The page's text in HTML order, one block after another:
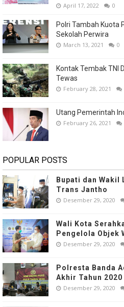
April 17, 2022 0
Polri Tambah Kuota
Sekolah Perwira
March 13, 2021 0
Kontak Tembak TNI
Tewas
February 28, 2021
Utang Pemerintah
February 26, 2021
POPULAR POSTS
Bupati dan Wakil
Trans Jantho
Desember 29, 2020
Wali Kota
Pengelola Objek
Desember 29, 2020
Polresta Banda
Akhir Tahun
Desember 29, 2020